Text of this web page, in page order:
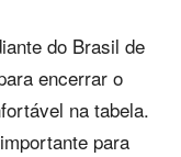
do Brasil de
encerrar o
na tabela.
para